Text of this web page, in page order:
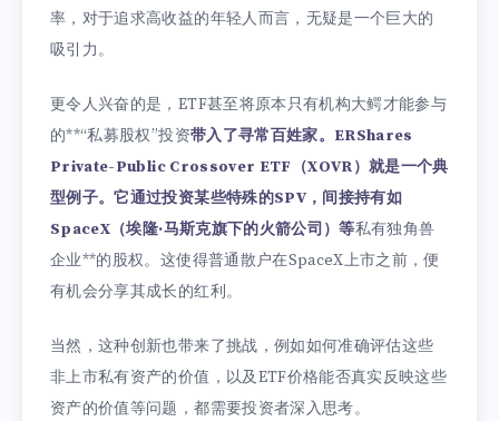
率，对于追求高收益的年轻人而言，无疑是一个巨大的
吸引力。
更令人兴奋的是，ETF甚至将原本只有机构大鳄才能参与
的**“私募股权”投资带入了寻常百姓家。ERShares
Private-Public Crossover ETF（XOVR）就是一个典
型例子。它通过投资某些特殊的SPV，间接持有如
SpaceX（埃隆·马斯克旗下的火箭公司）等私有独角兽
企业**的股权。这使得普通散户在SpaceX上市之前，便
有机会分享其成长的红利。
当然，这种创新也带来了挑战，例如如何准确评估这些
非上市私有资产的价值，以及ETF价格能否真实反映这些
资产的价值等问题，都需要投资者深入思考。